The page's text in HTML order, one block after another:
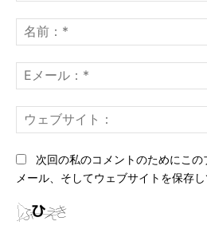
ン
ト：
次回の私のコメントのためにこ
メール、そしてウェブサイトを保存し